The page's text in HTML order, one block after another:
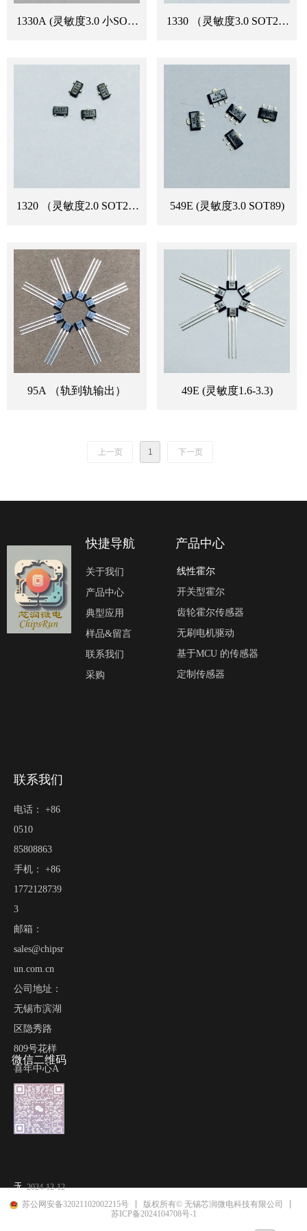
1330A (灵敏度3.0 小SOT- 1330 （灵敏度3.0 SOT23-
1320 （灵敏度2.0 SOT23- 549E (灵敏度3.0 SOT89)
95A （轨到轨输出） 49E (灵敏度1.6-3.3)
上一页 1 下一页
快捷导航
关于我们
产品中心
典型应用
样品&留言
联系我们
采购
产品中心
线性霍尔
开关型霍尔
齿轮霍尔传感器
无刷电机驱动
基于MCU 的传感器
定制传感器
联系我们
电话： +86
0510
85808863
手机： +86
1772128739
3
邮箱：
sales@chipsr
un.com.cn
公司地址：
无锡市滨湖
区隐秀路
809号花样
喜年中心A
栋618-620
室
微信二维码
2024-12-12
无锡芯润微电科技有限公司互联网平台自律公约
苏公网安备32021102002215号
版权所有© 无锡芯润微电科技有限公司
苏ICP备2024104708号-1